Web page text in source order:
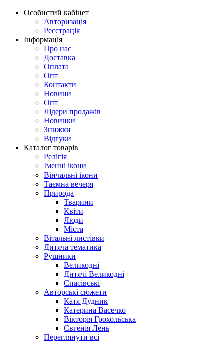
Особистий кабінет
Авторизація
Реєстрація
Інформація
Про нас
Доставка
Оплата
Опт
Контакти
Новини
Опт
Лідери продажів
Новинки
Знижки
Відгуки
Каталог товарів
Релігія
Іменні ікони
Вінчальні ікони
Таємна вечеря
Природа
Тварини
Квіти
Люди
Міста
Вітальні листівки
Дитяча тематика
Рушники
Великодні
Дитячі Великодні
Спасівські
Авторські сюжети
Катя Дудник
Катерина Васечко
Вікторія Грохольська
Євгенія Лень
Переглянути всі